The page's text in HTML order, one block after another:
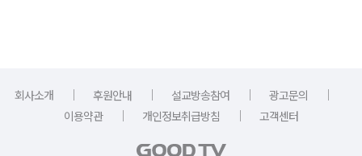
회사소개 ｜ 후원안내 ｜ 설교방송참여 ｜ 광고문의
｜
이용약관
｜ 개인정보취급방침 ｜ 고객센터